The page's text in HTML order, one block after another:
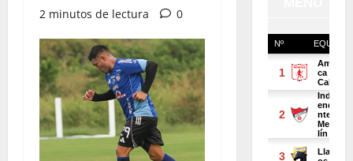
2 minutos de lectura
0